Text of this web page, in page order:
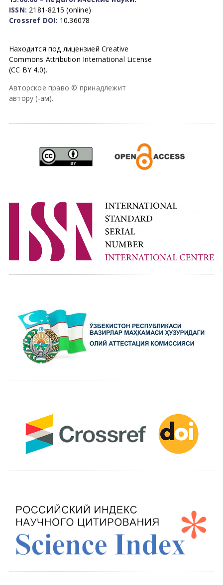
ISSN: 2181-8215 (online)
Crossref DOI: 10.36078
Находится под лицензией Creative
Commons Attribution International License
(CC BY 4.0).
Авторское право © принадлежит
автору (-ам).